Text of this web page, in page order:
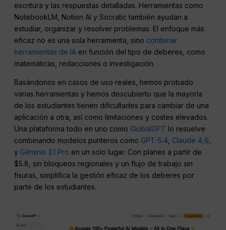
escritura y las respuestas detalladas. Herramientas como
NotebookLM, Notion AI y Socratic también ayudan a
estudiar, organizar y resolver problemas. El enfoque más
eficaz no es una sola herramienta, sino combinar
herramientas de IA en función del tipo de deberes, como
matemáticas, redacciones o investigación.
Basándonos en casos de uso reales, hemos probado
varias herramientas y hemos descubierto que la mayoría
de los estudiantes tienen dificultades para cambiar de una
aplicación a otra, así como limitaciones y costes elevados.
Una plataforma todo en uno como GlobalGPT lo resuelve
combinando modelos punteros como GPT-5.4 Claude 4,6
y Géminis 3.1 Pro en un solo lugar. Con planes a partir de
$5.8, sin bloqueos regionales y un flujo de trabajo sin
fisuras, simplifica la gestión eficaz de los deberes por
parte de los estudiantes.